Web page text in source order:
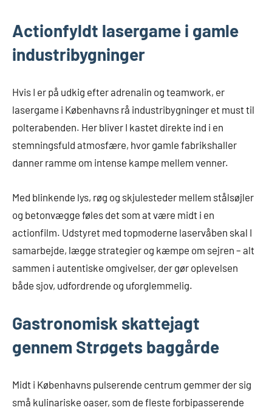
Actionfyldt lasergame i gamle
industribygninger
Hvis I er på udkig efter adrenalin og teamwork, er
lasergame i Københavns rå industribygninger et must til
polterabenden. Her bliver I kastet direkte ind i en
stemningsfuld atmosfære, hvor gamle fabrikshaller
danner ramme om intense kampe mellem venner.
Med blinkende lys, røg og skjulesteder mellem stålsøjler
og betonvægge føles det som at være midt i en
actionfilm. Udstyret med topmoderne laservåben skal I
samarbejde, lægge strategier og kæmpe om sejren – alt
sammen i autentiske omgivelser, der gør oplevelsen
både sjov, udfordrende og uforglemmelig.
Gastronomisk skattejagt
gennem Strøgets baggårde
Midt i Københavns pulserende centrum gemmer der sig
små kulinariske oaser, som de fleste forbipasserende